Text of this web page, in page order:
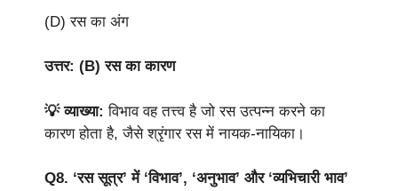
(D) रस का अंग
उत्तर: (B) रस का कारण
💡 व्याख्या:विभाव वह तत्त्व है जो रस उत्पन्न करने का
कारण होता है, जैसे श्रृंगार रस में नायक-नायिका।
Q8. ‘रस सूत्र’ में ‘विभाव’, ‘अनुभाव’ और ‘व्यभिचारी भाव’